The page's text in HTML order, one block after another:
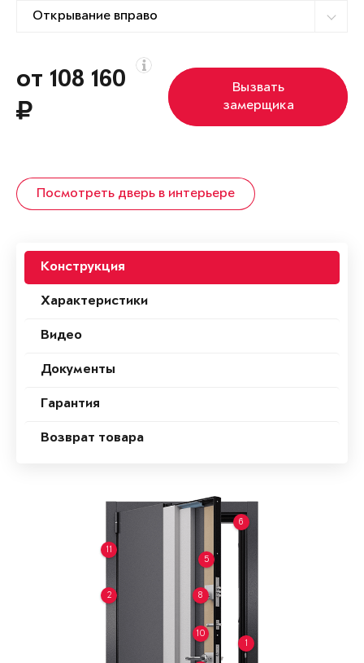
от 108 160
Вызвать
замерщика
Посмотреть дверь в интерьере
Конструкция
Характеристики
Видео
Документы
Гарантия
Возврат товара
1
2
5
6
8
10
11